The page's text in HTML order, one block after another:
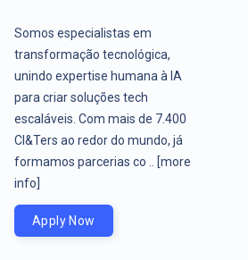
Somos especialistas em
transformação tecnológica,
unindo expertise humana à IA
para criar soluções tech
escaláveis. Com mais de 7.400
CI&Ters ao redor do mundo, já
formamos parcerias co ..
[more
info]
Apply Now